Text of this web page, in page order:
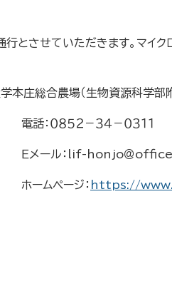
とさせていただきます。マイク
本庄総合農場（生物資源科学
電話：０８５２－３４－０３
： lif-honjo＠
ージ： https://